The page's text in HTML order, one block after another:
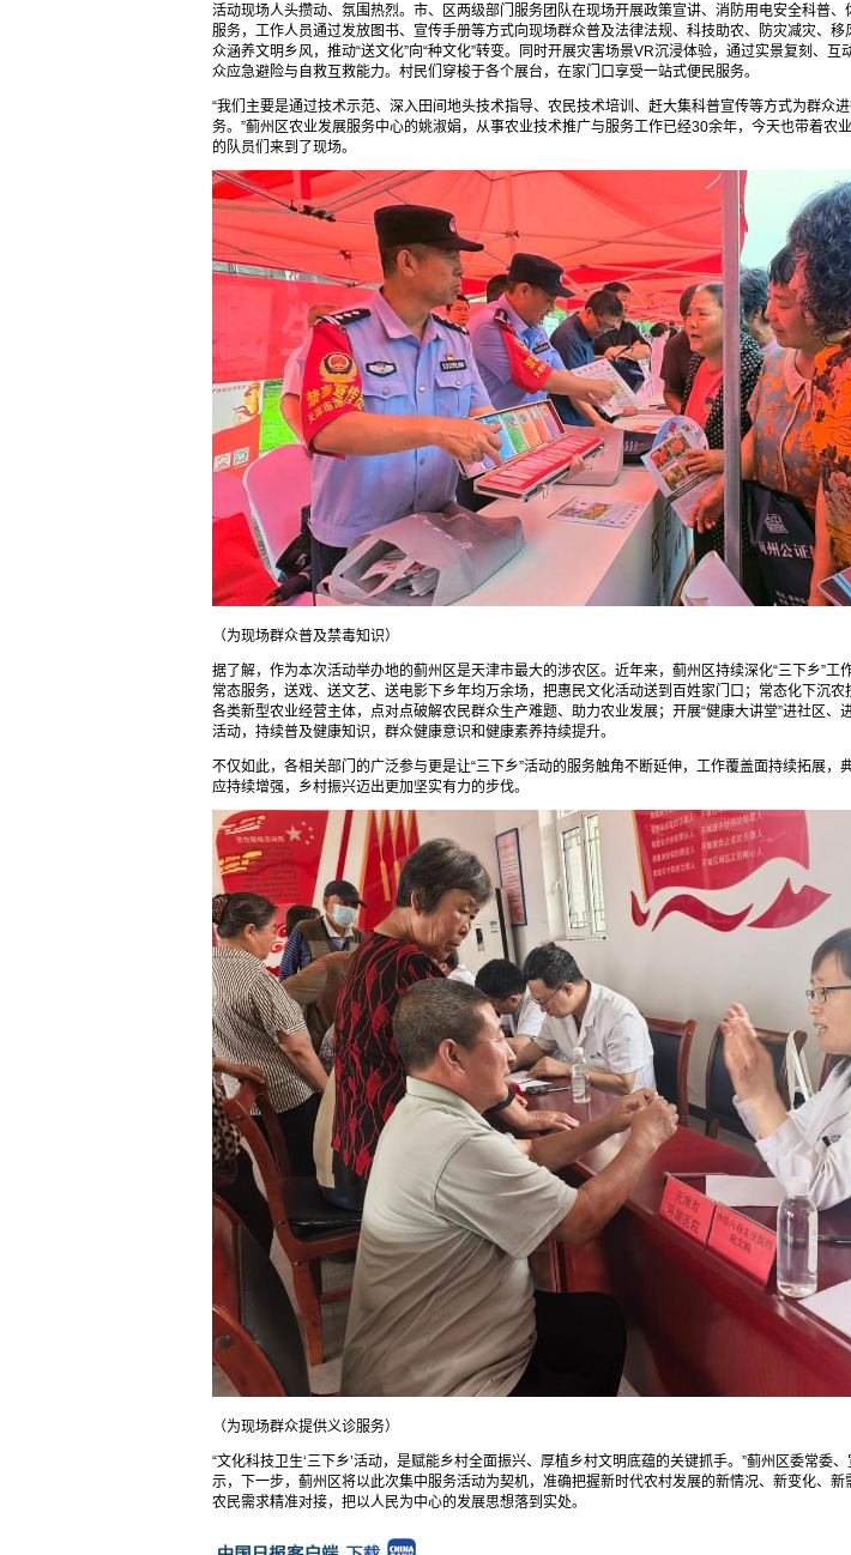
活动现场人头攒动、氛围热烈。市、区两级部门服务团队在现场开展政策宣讲、消防用电安全科普、
服务，工作人员通过发放图书、宣传手册等方式向现场群众普及法律法规、科技助农、防灾减灾、移
众涵养文明乡风，推动“送文化”向“种文化”转变。同时开展灾害场景VR沉浸体验，通过实景复刻、互
众应急避险与自救互救能力。村民们穿梭于各个展台，在家门口享受一站式便民服务。
“我们主要是通过技术示范、深入田间地头技术指导、农民技术培训、赶大集科普宣传等方式为群众
务。”蓟州区农业发展服务中心的姚淑娟，从事农业技术推广与服务工作已经30余年，今天也带着农
的队员们来到了现场。
（为现场群众普及禁毒知识）
据了解，作为本次活动举办地的蓟州区是天津市最大的涉农区。近年来，蓟州区持续深化“三下乡”工
常态服务，送戏、送文艺、送电影下乡年均万余场，把惠民文化活动送到百姓家门口；常态化下沉农
各类新型农业经营主体，点对点破解农民群众生产难题、助力农业发展；开展“健康大讲堂”进社区、
活动，持续普及健康知识，群众健康意识和健康素养持续提升。
不仅如此，各相关部门的广泛参与更是让“三下乡”活动的服务触角不断延伸，工作覆盖面持续拓展，
应持续增强，乡村振兴迈出更加坚实有力的步伐。
（为现场群众提供义诊服务）
“文化科技卫生‘三下乡’活动，是赋能乡村全面振兴、厚植乡村文明底蕴的关键抓手。”蓟州区委常委
示，下一步，蓟州区将以此次集中服务活动为契机，准确把握新时代农村发展的新情况、新变化、新
农民需求精准对接，把以人民为中心的发展思想落到实处。